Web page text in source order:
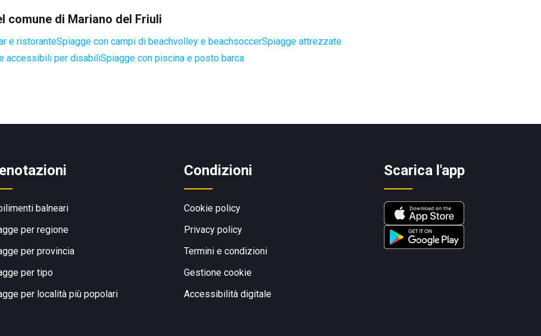
comune di Mariano del Friuli
e ristoranteSpiagge con campi di beachvolley e beachsoccerSpiagge attrezzate
accessibili per disabiliSpiagge con piscina e posto barca
balneari
per regione
per provincia
per tipo
per località più popolari
Condizioni
Cookie policy
Privacy policy
Termini e condizioni
Gestione cookie
Accessibilità digitale
Scarica l'app